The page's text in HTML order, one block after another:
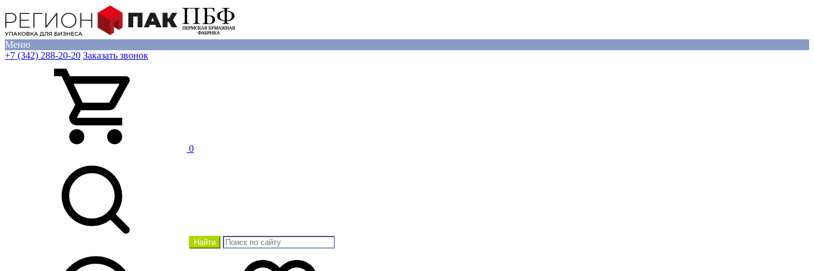
Меню
+7 (342) 288-20-20 Заказать звонок
0
Найти